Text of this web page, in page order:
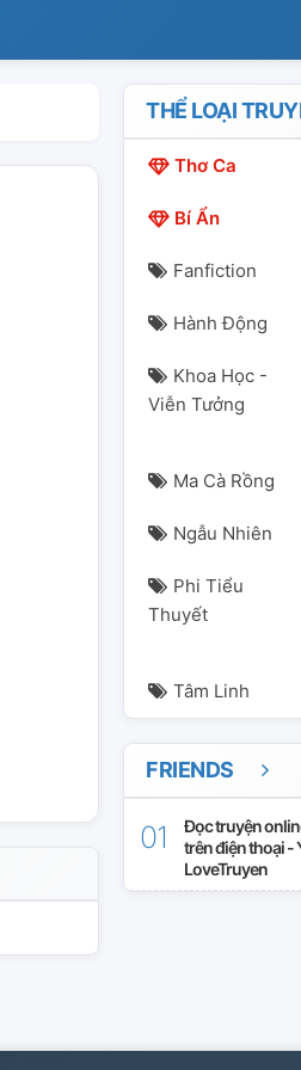
THỂ LOẠI
Thơ Ca
Bí Ẩn
Fanfiction
Hành Động
Khoa Học -
Viễn Tưởng
Ma Cà Rồng
Ngẫu Nhiên
Phi Tiểu
Thuyết
Tâm Linh
FRIENDS
Đọc truyện
trên điện thoại -
LoveTruyen